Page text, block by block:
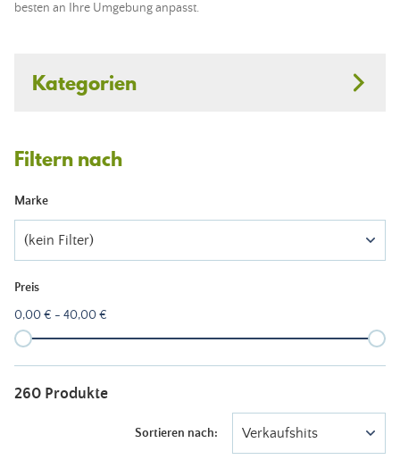
besten an Ihre Umgebung anpasst.
Kategorien
Filtern nach
Marke
(kein Filter)
Preis
0,00 € - 40,00 €
260 Produkte
Sortieren nach: Verkaufshits